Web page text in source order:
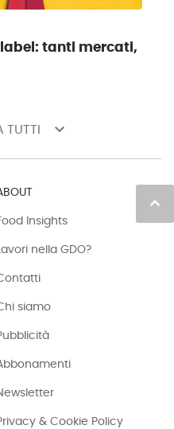
tanti mercati,
TUTTI keyboard_arrow_down
keyboard_arrow_up
Insights
nella GDO?
siamo
& Cookie Policy